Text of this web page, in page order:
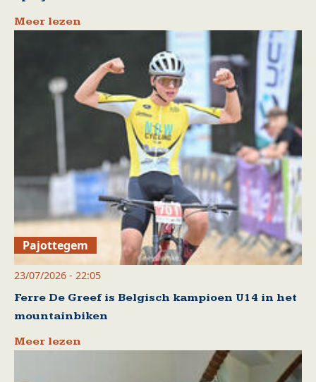
Meer lezen
Pajottegem
23/07/2026 - 22:05
Ferre De Greef is Belgisch kampioen U14 in het
mountainbiken
Meer lezen